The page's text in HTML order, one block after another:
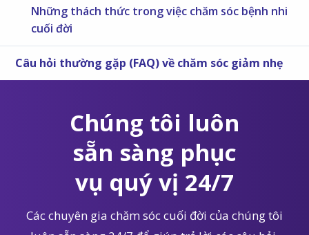
Những thách thức trong việc chăm sóc bệnh nhi
cuối đời
Câu hỏi thường gặp (FAQ) về chăm sóc giảm nhẹ
Chúng tôi luôn
sẵn sàng phục
vụ quý vị 24/7
Các chuyên gia chăm sóc cuối đời của chúng tôi